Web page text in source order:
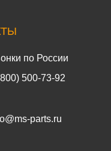
по России
500-73-92
parts.ru